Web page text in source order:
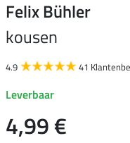
Felix Bühler
kousen
4.9 41
Leverbaar
4,99 €